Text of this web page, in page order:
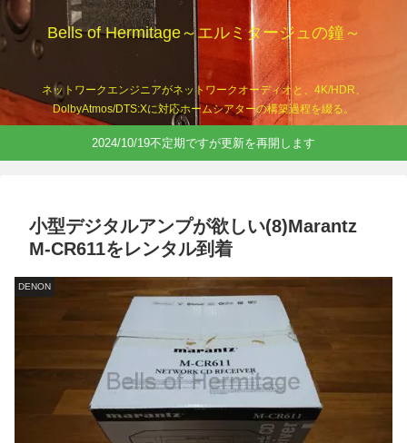
Bells of Hermitage～エルミタージュの鐘～
ネットワークエンジニアがネットワークオーディオと、4K/HDR、
DolbyAtmos/DTS:Xに対応ホームシアターの構築過程を綴る。
2024/10/19不定期ですが更新を再開します
小型デジタルアンプが欲しい(8)Marantz
M-CR611をレンタル到着
DENON